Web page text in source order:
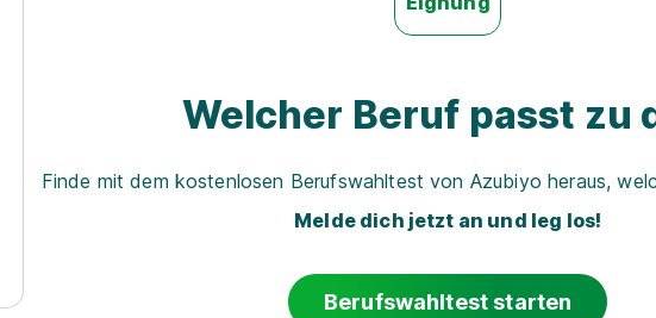
Welcher Beruf passt zu
Finde mit dem kostenlosen Berufswahltest von Azubiyo heraus,
Melde dich jetzt an und leg los!
Berufswahltest starten